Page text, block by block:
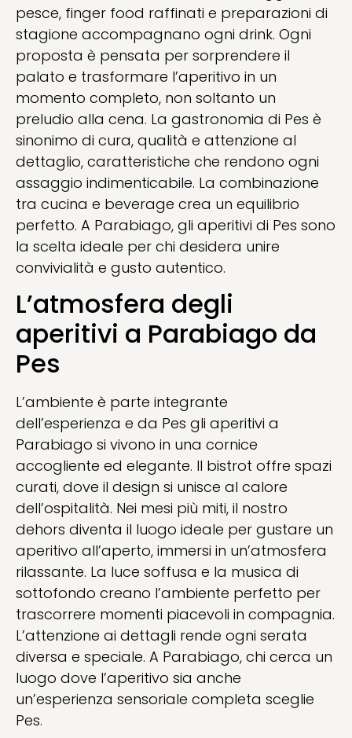
pesce, finger food raffinati e preparazioni di
stagione accompagnano ogni drink. Ogni
proposta è pensata per sorprendere il
palato e trasformare l’aperitivo in un
momento completo, non soltanto un
preludio alla cena. La gastronomia di Pes è
sinonimo di cura, qualità e attenzione al
dettaglio, caratteristiche che rendono ogni
assaggio indimenticabile. La combinazione
tra cucina e beverage crea un equilibrio
perfetto. A Parabiago, gli aperitivi di Pes sono
la scelta ideale per chi desidera unire
convivialità e gusto autentico.
L’atmosfera degli
aperitivi a Parabiago da
Pes
L’ambiente è parte integrante
dell’esperienza e da Pes gli aperitivi a
Parabiago si vivono in una cornice
accogliente ed elegante. Il bistrot offre spazi
curati, dove il design si unisce al calore
dell’ospitalità. Nei mesi più miti, il nostro
dehors diventa il luogo ideale per gustare un
aperitivo all’aperto, immersi in un’atmosfera
rilassante. La luce soffusa e la musica di
sottofondo creano l’ambiente perfetto per
trascorrere momenti piacevoli in compagnia.
L’attenzione ai dettagli rende ogni serata
diversa e speciale. A Parabiago, chi cerca un
luogo dove l’aperitivo sia anche
un’esperienza sensoriale completa sceglie
Pes.